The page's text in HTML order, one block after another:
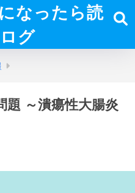
なったら読
グ
題 ～潰瘍性大腸炎